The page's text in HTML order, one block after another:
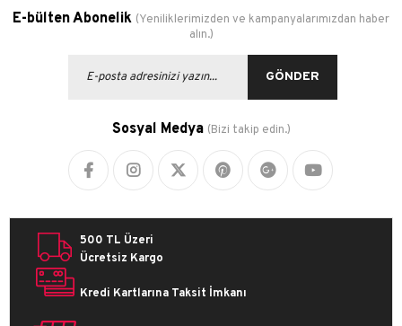
E-bülten Abonelik (Yeniliklerimizden ve kampanyalarımızdan haber
alın.)
GÖNDER
Sosyal Medya (Bizi takip edin.)
500 TL Üzeri
Ücretsiz Kargo
Kredi Kartlarına Taksit İmkanı